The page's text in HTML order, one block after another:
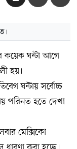
কয়েক ঘন্টা আগে
হয়।
ঘন্টায় সর্বোচ্চ
পরিনত হতে দেখা
মেক্সিকো